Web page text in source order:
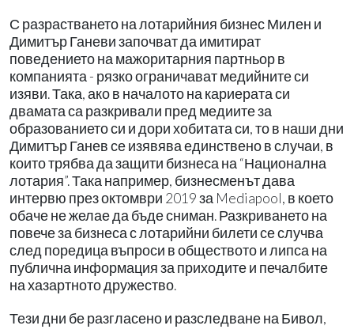
С разрастването на лотарийния бизнес Милен и
Димитър Ганеви започват да имитират
поведението на мажоритарния партньор в
компанията - рязко ограничават медийните си
изяви. Така, ако в началото на кариерата си
двамата са разкривали пред медиите за
образованието си и дори хобитата си, то в наши дни
Димитър Ганев се изявява единствено в случаи, в
които трябва да защити бизнеса на “Национална
лотария”. Така например, бизнесменът дава
интервю през октомври 2019 за Mediapool, в което
обаче не желае да бъде сниман. Разкриването на
повече за бизнеса с лотарийни билети се случва
след поредица въпроси в обществото и липса на
публична информация за приходите и печалбите
на хазартното дружество.
Тези дни бе разгласено и разследване на Бивол,